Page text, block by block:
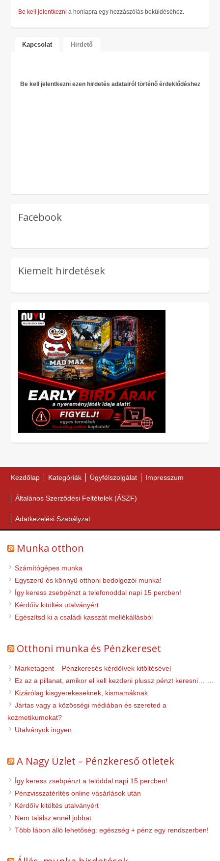
Be kell jelentkezni a honlapra egy hozzászólás beküldéséhez.
Kapcsolat Hirdető
Be kell jelentkezni ezen hirdetés adatairól történő érdeklődéshez
Facebook
Kiemelt hirdetések
Kezdőlap Kategóriák Ügyfélszolgálat Impresszum
Általános Szerződési Feltételek (ÁSZF)
Adatkezelési Szabályzat
Munka otthon
Számítógépes munka
Egyszerű és könnyű otthoni bedolgozói munka!
Így keress zsebpénzt a telefonoddal napi 15 percben!
Kérdőív kitöltés utalványért
Egészítsd ki a családi kasszát mellékállásból
Otthoni munka és Pénzkereset
Marketagent – Pénzkeresés kérdőívek kitöltésével
Ez az a pillanat, amikor el kell kezdeni plussz pénzt keresni…….
Kizárólag kisgyerekeseknek, kismamáknak
Jártas vagy a közösségi médiában és szereted a
kozmetikumokat?
Utalványok ingyen
A Nagy Üzlet – Pénzkereső ötletek
Így keress zsebpénzt a telóddal napi 15 percben!
Pénzvisszatérítés online vásárlások után
Kérdőív kitöltés utalványért
Nem találsz ennél jobbat
Több lábon álló lehetőség: egészség + pénz egy rendszerben!